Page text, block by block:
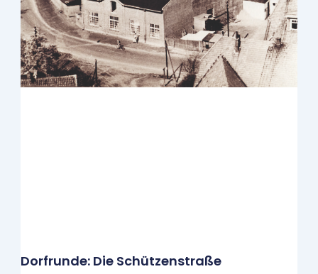
Dorfrunde: Die Schützenstraße